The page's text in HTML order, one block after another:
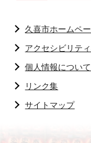
久喜市ホームペ
アクセシビリテ
個人情報について
リンク集
サイトマップ